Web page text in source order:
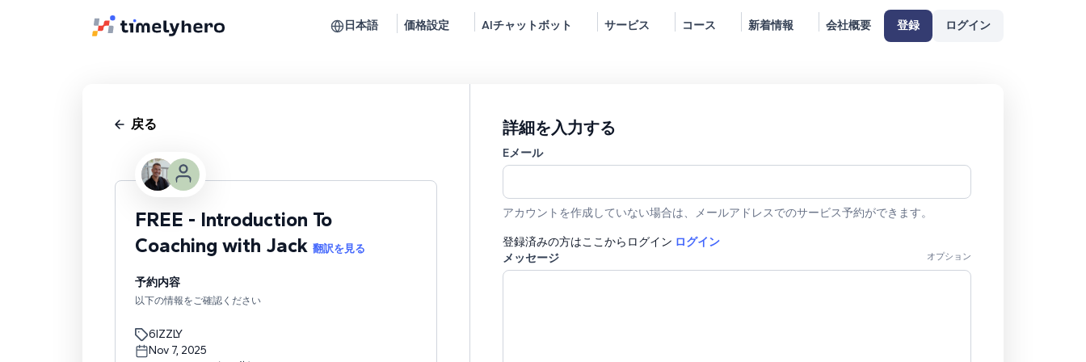
日本語 価格設定 AIチャットボット サービス コース 新着情報 会社概要 登録 ログイン
戻る
FREE - Introduction To
Coaching with Jack 翻訳を見る
予約内容
以下の情報をご確認ください
6IZZLY
Nov 7, 2025
詳細を入力する
Eメール
アカウントを作成していない場合は、メールアドレスでのサービス予約ができます。
登録済みの方はここからログイン ログイン
メッセージ
オプション